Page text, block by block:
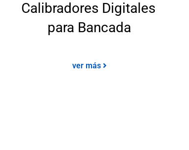
Calibradores Digitales
para Bancada
ver más